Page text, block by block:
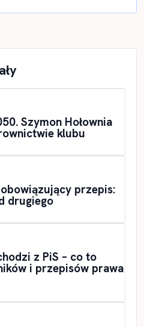
Szymon Hołownia
klubu
przepis:
drugiego
z PiS – co to
i przepisów prawa